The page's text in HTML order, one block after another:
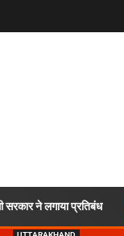
सरकार ने लगाया प्रतिबंध